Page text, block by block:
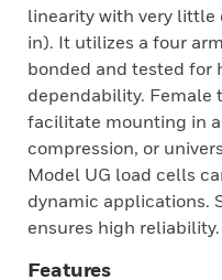
linearity with very
in). It utilizes a four
bonded and tested for
dependability. Female
facilitate mounting in
compression, or
Model UG load cells
dynamic applications.
ensures high reliability.
Features